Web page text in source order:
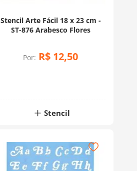
Stencil Arte Fácil 18 x 23 cm -
ST-876 Arabesco Flores
Por: R$ 12,50
Stencil